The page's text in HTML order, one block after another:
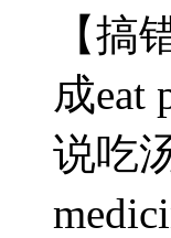
【搞
成eat
说吃